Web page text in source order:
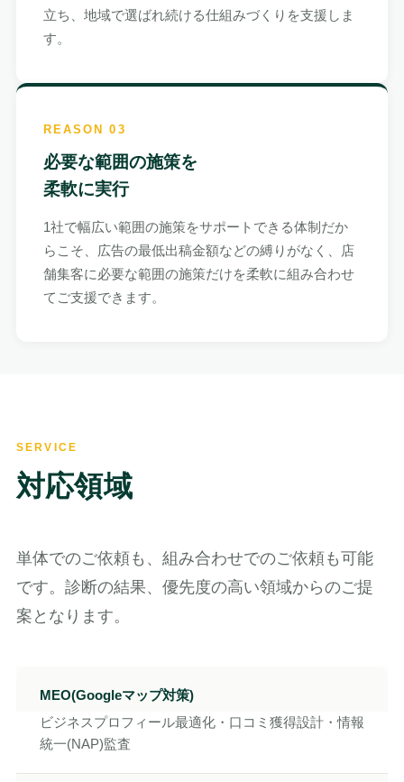
立ち、地域で選ばれ続ける仕組みづくりを支援しま
す。
REASON 03
必要な範囲の施策を
柔軟に実行
1社で幅広い範囲の施策をサポートできる体制だか
らこそ、広告の最低出稿金額などの縛りがなく、店
舗集客に必要な範囲の施策だけを柔軟に組み合わせ
てご支援できます。
SERVICE
対応領域
単体でのご依頼も、組み合わせでのご依頼も可能
です。診断の結果、優先度の高い領域からのご提
案となります。
MEO(Googleマップ対策)
ビジネスプロフィール最適化・口コミ獲得設計・情報
統一(NAP)監査